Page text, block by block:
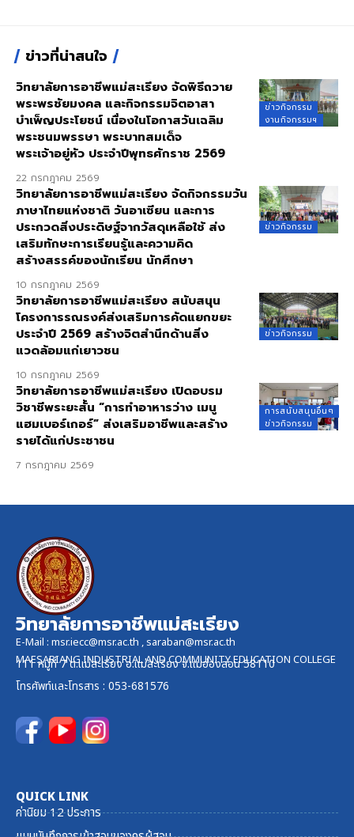
ข่าวที่น่าสนใจ
ข่าวกิจกรรม
งานกิจกรรมฯ
วิทยาลัยการอาชีพแม่สะเรียง จัดพิธีถวาย
พระพรชัยมงคล และกิจกรรมจิตอาสา
บำเพ็ญประโยชน์ เนื่องในโอกาสวันเฉลิม
พระชนมพรรษา พระบาทสมเด็จ
พระเจ้าอยู่หัว ประจำปีพุทธศักราช 2569
22 กรกฎาคม 2569
ข่าวกิจกรรม
วิทยาลัยการอาชีพแม่สะเรียง จัดกิจกรรมวัน
ภาษาไทยแห่งชาติ วันอาเซียน และการ
ประกวดสิ่งประดิษฐ์จากวัสดุเหลือใช้ ส่ง
เสริมทักษะการเรียนรู้และความคิด
สร้างสรรค์ของนักเรียน นักศึกษา
10 กรกฎาคม 2569
ข่าวกิจกรรม
วิทยาลัยการอาชีพแม่สะเรียง สนับสนุน
โครงการรณรงค์ส่งเสริมการคัดแยกขยะ
ประจำปี 2569 สร้างจิตสำนึกด้านสิ่ง
แวดล้อมแก่เยาวชน
10 กรกฎาคม 2569
การสนับสนุนอื่นๆ
ข่าวกิจกรรม
วิทยาลัยการอาชีพแม่สะเรียง เปิดอบรม
วิชาชีพระยะสั้น “การทำอาหารว่าง เมนู
แฮมเบอร์เกอร์” ส่งเสริมอาชีพและสร้าง
รายได้แก่ประชาชน
7 กรกฎาคม 2569
วิทยาลัยการอาชีพแม่สะเรียง
E-Mail : msr.iecc@msr.ac.th ,saraban@msr.ac.th
MAESARIANG INDUSTRIAL AND COMMUNITY EDUCATION COLLEGE
111 หมู่ที่ 7 ต.แม่สะเรียง อ.แม่สะเรียง จ.แม่ฮ่องสอน 58110
โทรศัพท์และโทรสาร : 053-681576
QUICK LINK
ค่านิยม 12 ประการ